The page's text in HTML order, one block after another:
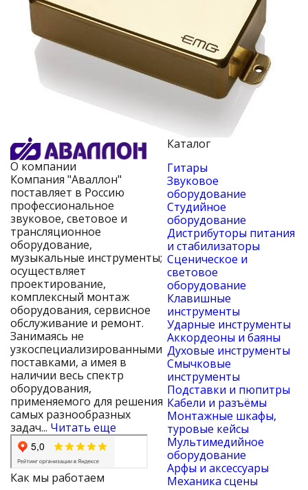
О компании
Компания "Аваллон"
поставляет в Россию
профессиональное
звуковое, световое и
трансляционное
оборудование,
музыкальные инструменты;
осуществляет
проектирование,
комплексный монтаж
оборудования, сервисное
обслуживание и ремонт.
Занимаясь не
узкоспециализированными
поставками, а имея в
наличии весь спектр
оборудования,
применяемого для решения
самых разнообразных
задач... Читать еще
Как мы работаем
Каталог
Гитары
Звуковое
оборудование
Студийное
оборудование
Дистрибуторы питания
и стабилизаторы
Сценическое и
световое
оборудование
Клавишные
инструменты
Ударные инструменты
Аккордеоны и баяны
Духовые инструменты
Смычковые
инструменты
Подставки и пюпитры
Кабели и разъёмы
Монтажные шкафы,
туровые кейсы
Мультимедийное
оборудование
Арфы и аксессуары
Механика сцены